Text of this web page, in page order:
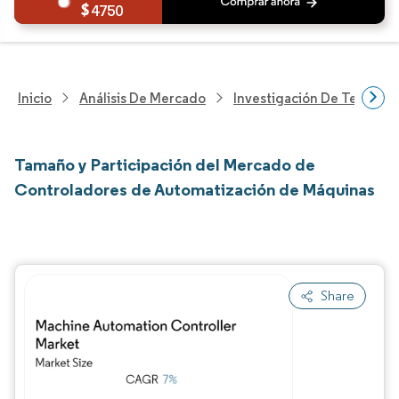
4750
Inicio Análisis De Mercado Investigación De
Tamaño y Participación del Mercado de
Controladores de Automatización de Máquinas
Share